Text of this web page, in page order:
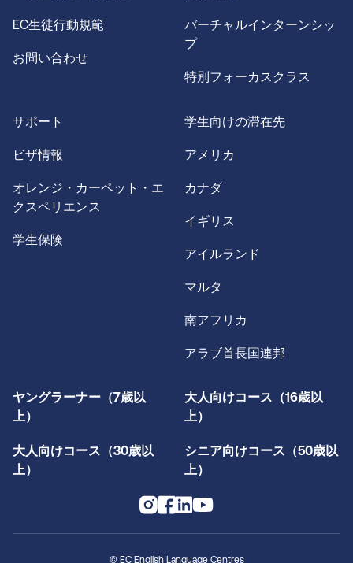
EC生徒行動規範
お問い合わせ
バーチャルインターンシッ
プ
特別フォーカスクラス
サポート
ビザ情報
オレンジ・カーペット・エ
クスペリエンス
学生保険
学生向けの滞在先
アメリカ
カナダ
イギリス
アイルランド
マルタ
南アフリカ
アラブ首長国連邦
ヤングラーナー（7歳以
上）
大人向けコース（16歳以
上）
大人向けコース（30歳以
上）
シニア向けコース（50歳以
上）
© EC English Language Centres